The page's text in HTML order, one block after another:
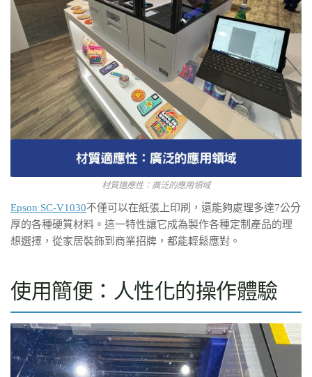
材質適應性：廣泛的應用領域
Epson SC-V1030不僅可以在紙張上印刷，還能夠處理多達7公分
厚的各種硬質材料。這一特性讓它成為製作各種定制產品的理
想選擇，從家居裝飾到商業招牌，都能輕鬆應對。
使用簡便：人性化的操作體驗